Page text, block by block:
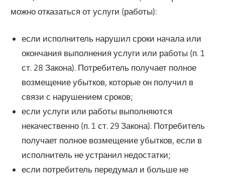
можно отказаться от услуги (работы):
если исполнитель нарушил сроки начала или
окончания выполнения услуги или работы (п. 1
ст. 28 Закона). Потребитель получает полное
возмещение убытков, которые он получил в
связи с нарушением сроков;
если услуги или работы выполняются
некачественно (п. 1 ст. 29 Закона). Потребитель
получает полное возмещение убытков, если в
исполнитель не устранил недостатки;
если потребитель передумал и больше не